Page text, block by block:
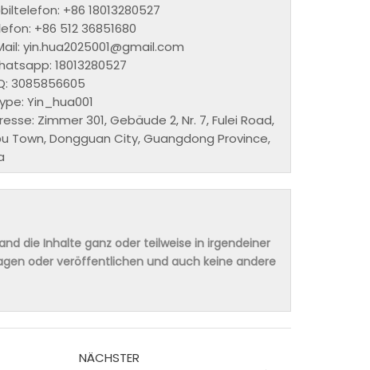
+86 18013280527
+86 512 36851680
yin.hua2025001@gmail.com
18013280527
3085856605
Yin_hua001
Zimmer 301, Gebäude 2, Nr. 7, Fulei Road,
Town, Dongguan City, Guangdong Province,
die Inhalte ganz oder teilweise in irgendeiner
oder veröffentlichen und auch keine andere
NÄCHSTER